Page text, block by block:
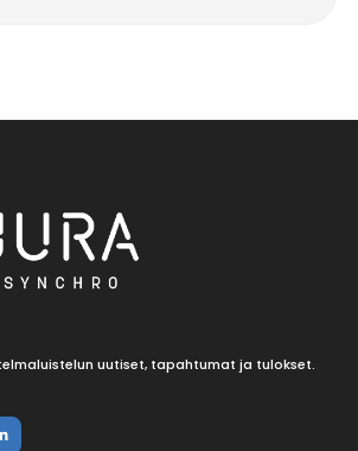
uutiset, tapahtumat ja tulokset.